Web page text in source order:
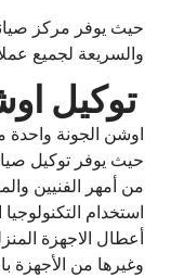
حيث يوفر مركز
والسريعة لجميع
توكيل
اوشن الجونة واحدة
حيث يوفر توكيل
من أمهر الفنيين
استخدام
أعطال الاجهزة
وغيرها من الأجهزة